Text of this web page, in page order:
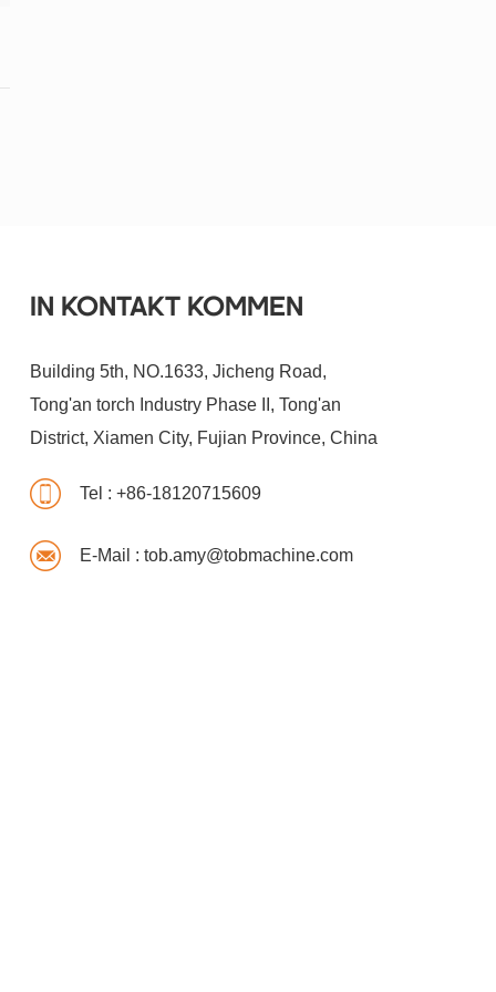
IN KONTAKT KOMMEN
Building 5th, NO.1633, Jicheng Road,
Tong'an torch Industry Phase II, Tong'an
District, Xiamen City, Fujian Province, China
Tel : +86-18120715609
E-Mail : tob.amy@tobmachine.com